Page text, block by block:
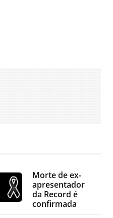
Morte de ex-
apresentador
da Record é
confirmada